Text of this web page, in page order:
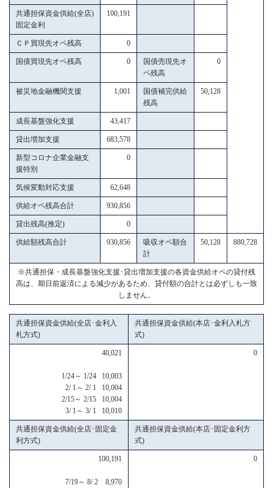
共通担保資金供給(全店)
固定金利
100,191
ＣＰ買現先オペ残高 0
国債買現先オペ残高 0
国債売現先オ
ペ残高
0
被災地金融機関支援 1,001
国債補完供給
残高
50,128
成長基盤強化支援 43,417
貸出増加支援 683,578
新型コロナ企業金融支
援特別
0
気候変動対応支援 62,648
供給オペ残高合計 930,856
貸出残高(推定) 0
供給額残高合計 930,856
吸収オペ額合
計
50,128 880,728
※共通担保・成長基盤強化支援･貸出増加支援の各資金供給オペの貸付残
高は、期日前返済による減少があるため、貸付額の合計とは必ずしも一致
しません。
共通担保資金供給(全店･金利入
札方式)
共通担保資金供給(本店･金利入札方
式)
40,021
1/24～ 1/24 10,003
2/ 1～ 2/ 1 10,004
2/15～ 2/15 10,004
3/ 1～ 3/ 1 10,010
0
共通担保資金供給(全店･固定金
利方式)
共通担保資金供給(本店･固定金利方
式)
100,191
7/19～ 8/ 2 8,970
0